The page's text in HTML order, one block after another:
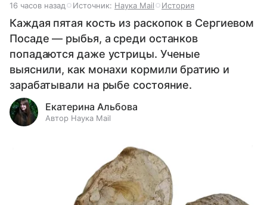
16 часов назад Источник: Наука Mail История
Каждая пятая кость из раскопок в Сергиевом
Посаде — рыбья, а среди останков
попадаются даже устрицы. Ученые
выяснили, как монахи кормили братию и
зарабатывали на рыбе состояние.
Екатерина Альбова
Автор Наука Mail